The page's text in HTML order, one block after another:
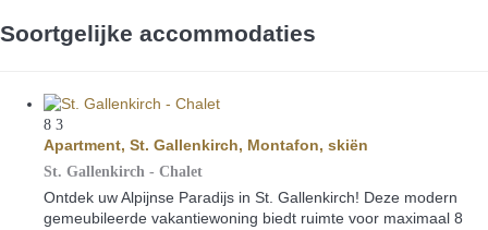
Soortgelijke accommodaties
8 3
Apartment, St. Gallenkirch, Montafon, skiën
St. Gallenkirch - Chalet
Ontdek uw Alpijnse Paradijs in St. Gallenkirch! Deze modern
gemeubileerde vakantiewoning biedt ruimte voor maximaal 8